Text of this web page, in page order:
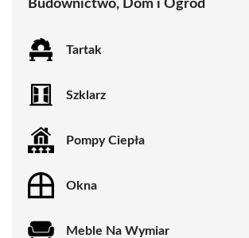
Budownictwo, Dom i Ogród
Tartak
Szklarz
Pompy Ciepła
Okna
Meble Na Wymiar